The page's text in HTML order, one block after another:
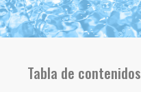
Tabla de contenidos